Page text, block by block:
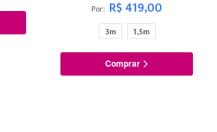
Por R$ 419,00
3m 1,5m
Comprar